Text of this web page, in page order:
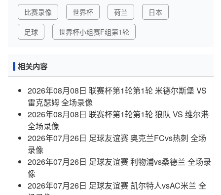
比赛录像 世界杯 荷兰
日本
足球
世界杯小组赛F组第1轮
相关内容
2026年08月08日 联赛杯第1轮第1轮 米德尔斯堡 VS
雷克瑟姆 全场录像
2026年08月08日 联赛杯第1轮第1轮 狼队 VS 维尔港
全场录像
2026年07月26日 足球友谊赛 奥克兰FCvs热刺 全场
录像
2026年07月26日 足球友谊赛 利物浦vs桑德兰 全场录
像
2026年07月26日 足球友谊赛 凯尔特人vsAC米兰 全